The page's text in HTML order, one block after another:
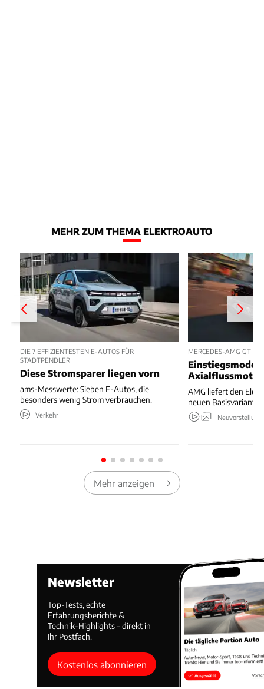
MEHR ZUM THEMA ELEKTROAUTO
DIE 7 EFFIZIENTESTEN E-AUTOS FÜR
STADTPENDLER
Diese Stromsparer liegen vorn
ams-Messwerte: Sieben E-Autos, die
besonders wenig Strom verbrauchen.
Verkehr
MERCEDES-AMG GT 53
Einstiegsmodell
AMG liefert den
neuen Basisvariante.
Mehr anzeigen
Newsletter
Top-Tests, echte
Erfahrungsberichte &
Technik-Highlights – direkt in
Ihr Postfach.
Kostenlos abonnieren